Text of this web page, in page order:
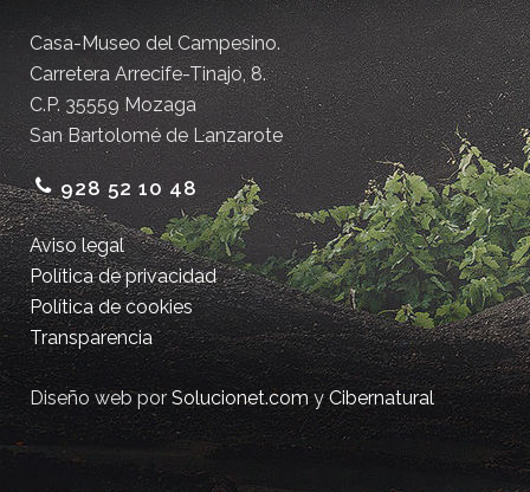
Casa-Museo del Campesino.
Carretera Arrecife-Tinajo, 8.
C.P. 35559 Mozaga
San Bartolomé de Lanzarote
928 52 10 48
Aviso legal
Política de privacidad
Política de cookies
Transparencia
Diseño web porSolucionet.comyCibernatural